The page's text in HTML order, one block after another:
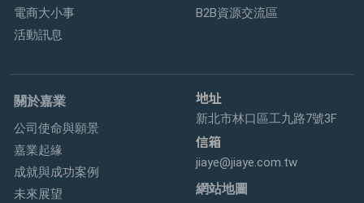
電商大小事
活動訊息
B2B資源交流區
關於嘉業
公司使命與願景
嘉業起緣
成就與成功案例
未來展望
地址
新北市林口區工九路7號3F
信箱
jiaye@jiaye.com.tw
網站地圖